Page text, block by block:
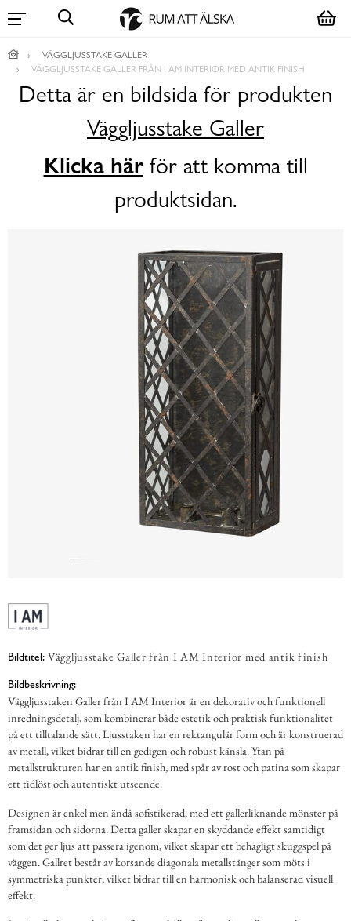
VÄGGLJUSSTAKE GALLER
VÄGGLJUSSTAKE GALLER FRÅN I AM INTERIOR MED ANTIK FINISH
Detta är en bildsida för produkten
Väggljusstake Galler
Klicka härför att komma till
produktsidan.
Bildtitel: Väggljusstake Galler från I AM Interior med antik finish
Bildbeskrivning:
Väggljusstaken Galler från I AM Interior är en dekorativ och funktionell
inredningsdetalj, som kombinerar både estetik och praktisk funktionalitet
på ett tilltalande sätt. Ljusstaken har en rektangulär form och är konstruerad
av metall, vilket bidrar till en gedigen och robust känsla. Ytan på
metallstrukturen har en antik finish, med spår av rost och patina som skapar
ett tidlöst och autentiskt utseende.
Designen är enkel men ändå sofistikerad, med ett gallerliknande mönster på
framsidan och sidorna. Detta galler skapar en skyddande effekt samtidigt
som det ger ljus att passera igenom, vilket skapar ett behagligt skuggspel på
väggen. Gallret består av korsande diagonala metallstänger som möts i
symmetriska punkter, vilket bidrar till en harmonisk och balanserad visuell
effekt.